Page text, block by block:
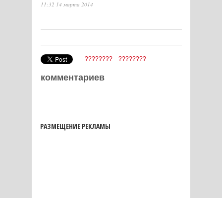
11:32 14 марта 2014
???????? ????????
комментариев
РАЗМЕЩЕНИЕ РЕКЛАМЫ